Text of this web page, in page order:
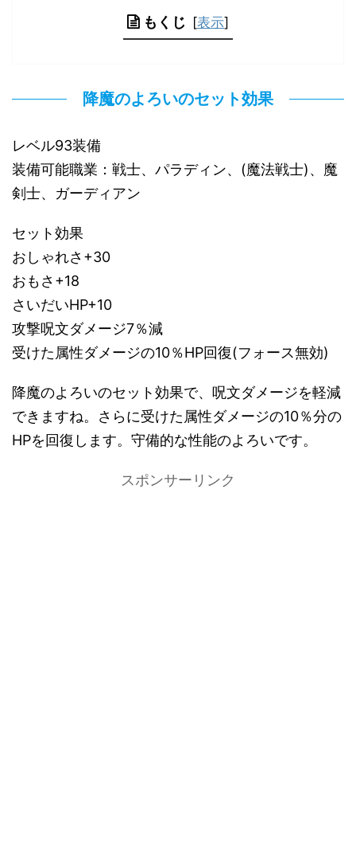
もくじ [表示]
降魔のよろいのセット効果
レベル93装備
装備可能職業：戦士、パラディン、(魔法戦士)、魔
剣士、ガーディアン
セット効果
おしゃれさ+30
おもさ+18
さいだいHP+10
攻撃呪文ダメージ7％減
受けた属性ダメージの10％HP回復(フォース無効)
降魔のよろいのセット効果で、呪文ダメージを軽減
できますね。さらに受けた属性ダメージの10％分の
HPを回復します。守備的な性能のよろいです。
スポンサーリンク